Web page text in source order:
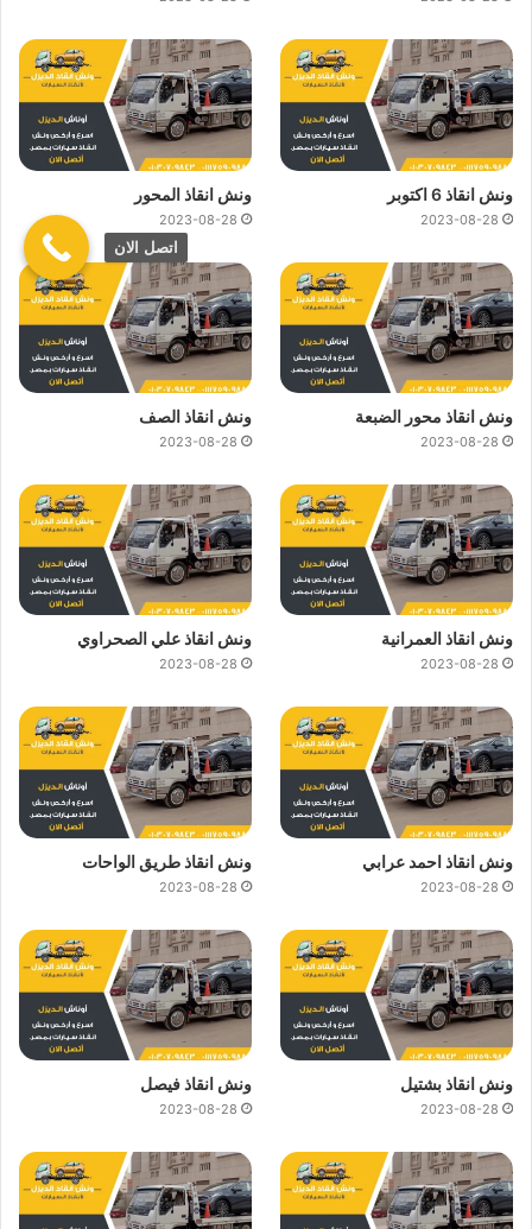
ونش انقاذ 6 اكتوبر
2023-08-28
ونش انقاذ المحور
2023-08-28
ونش انقاذ محور الضبعة
2023-08-28
ونش انقاذ الصف
2023-08-28
ونش انقاذ العمرانية
2023-08-28
ونش انقاذ علي الصحراوي
2023-08-28
ونش انقاذ احمد عرابي
2023-08-28
ونش انقاذ طريق الواحات
2023-08-28
ونش انقاذ بشتيل
2023-08-28
ونش انقاذ فيصل
2023-08-28
اتصل الان